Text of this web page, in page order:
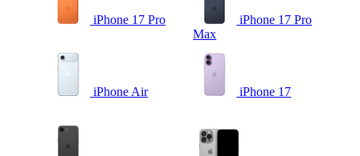
iPhone 17 Pro
iPhone 17 Pro
Max
iPhone Air iPhone 17